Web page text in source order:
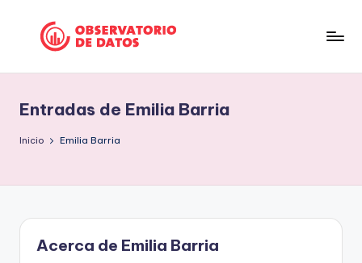
contenido
ri
o
m
o
free
but
facts
Scott
Entradas de Emilia Barria
Inicio Emilia Barria
Acerca de Emilia Barria